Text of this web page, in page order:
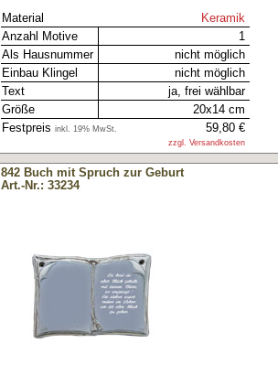
Material
Keramik
Anzahl Motive
1
Als Hausnummer
nicht möglich
Einbau Klingel
nicht möglich
Text
ja, frei wählbar
Größe
20x14 cm
Festpreis inkl. 19% MwSt. 59,80 €
zzgl. Versandkosten
842 Buch mit Spruch zur Geburt
Art.-Nr.: 33234